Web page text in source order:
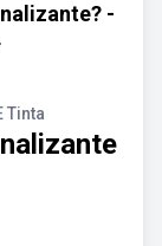
-
Tinta